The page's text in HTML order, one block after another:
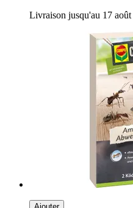
Livraison jusqu'au 17 août